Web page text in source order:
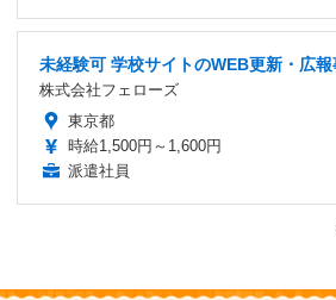
未経験可 学校サイトのWEB更新・広
株式会社フェローズ
東京都
時給1,500円～1,600円
派遣社員